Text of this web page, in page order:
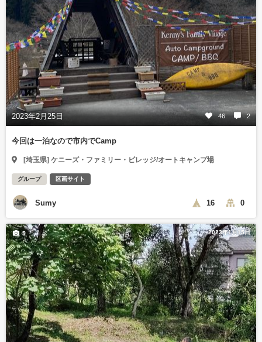
2023年2月25日 46 2
今回は一泊なので市内でCamp
[埼玉県] ケニーズ・ファミリー・ビレッジ/オートキャンプ場
グループ 区画サイト
Sumy 16 0
2023年1月15日
5